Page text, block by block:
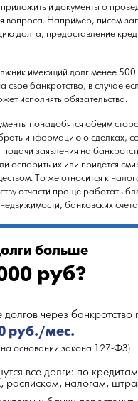
приложить и документы о
вопроса. Например, писем-
долга, предоставление
имеющий долг менее 500
свое банкротство, в случае
исполнять обязательства.
понадобятся обеим
информацию о сделках,
заявления на
оспорить их или придется
То же относится к
отчасти проще работать
банковских
больше
руб?
долгов через банкротство
руб./мес.
на основании закона 127-ФЗ)
вcе долги: по
распискам, налогам,